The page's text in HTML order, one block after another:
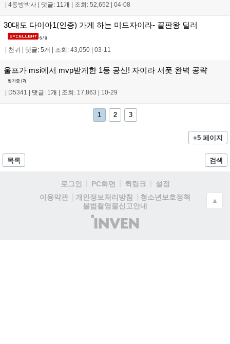
4동방박사 댓글: 11개 조회: 52,652 04-08
30대도 다이아1(인증) 가게 하는 미드자이라- 끝판왕 딜러
6 / 8
| 천귀 | 댓글: 5개 | 조회: 43,050 | 03-11
울프가 msi에서 mvp받게한 1등 공신! 자이라 서폿 완벽 공략
평가중 (2)
| D5341 | 댓글: 1개 | 조회: 17,863 | 10-29
1 2 3
+5 페이지
목록 검색
로그인 PC화면 퀵링크
설정
이용약관
개인정보처리방침
청소년보호정책
불법촬영물신고안내
(주)
인
▲